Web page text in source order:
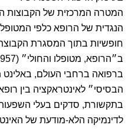
המטרה המרכזית של הקבוצות
הנגדית של הרופא כלפי
חופשיות בתוך המסגרת
ברפואה ברחבי העולם,
הבסיסי״ לאינטראקציה בין
בתקשורת, סדקים בעלי
לדינמיקה הלא-מודעת של